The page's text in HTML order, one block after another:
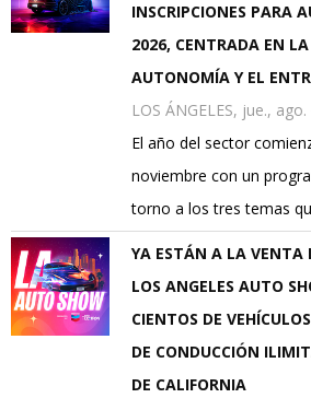
INSCRIPCIONES PARA
2026, CENTRADA EN
AUTONOMÍA Y EL
LOS ÁNGELES, jue.,
El año del sector
noviembre con un
torno a los tres temas
YA ESTÁN A LA VENTA
LOS ANGELES AUTO
CIENTOS DE
DE CONDUCCIÓN
DE CALIFORNIA